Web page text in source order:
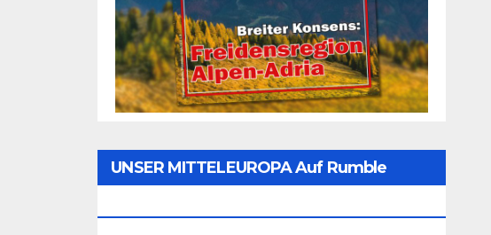
UNSER MITTELEUROPA Auf Rumble